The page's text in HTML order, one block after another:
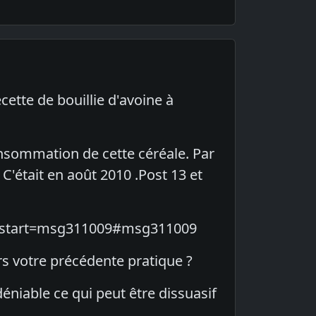
de bouillie d'avoine à
de cette céréale. Par
en août 2010 .Post 13 et
votre précédente pratique ?
ce qui peut être dissuasif